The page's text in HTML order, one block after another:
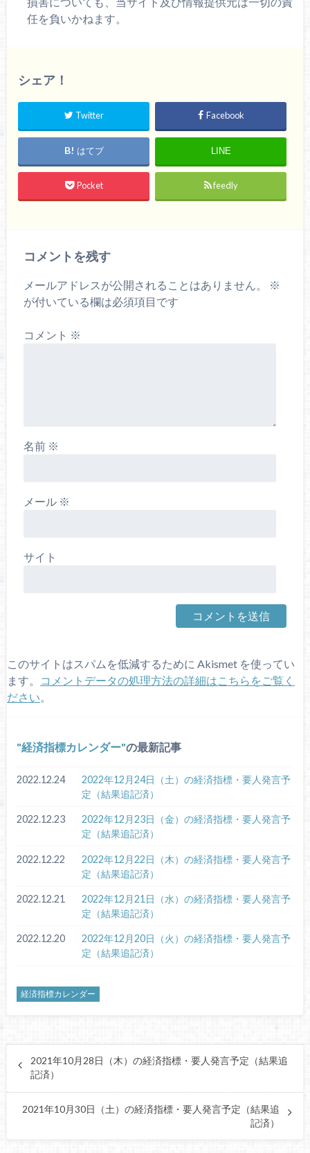
任を負いかねます。
シェア！
Twitter Facebook
はてブ LINE
Pocket feedly
コメントを残す
メールアドレスが公開されることはありません。
※
が付いている欄は必須項目です
コメント ※
名前 ※
メール ※
サイト
このサイトはスパムを低減するために Akismet を使ってい
ます。
コメントデータの処理方法の詳細はこちらをご覧く
ださい。
経済指標カレンダー の最新記事
2022.12.24
2022年12月24日（土）の経済指標・要人発言予
定（結果追記済）
2022.12.23
2022年12月23日（金）の経済指標・要人発言予
定（結果追記済）
2022.12.22
2022年12月22日（木）の経済指標・要人発言予
定（結果追記済）
2022.12.21
2022年12月21日（水）の経済指標・要人発言予
定（結果追記済）
2022.12.20
2022年12月20日（火）の経済指標・要人発言予
定（結果追記済）
経済指標カレンダー
2021年10月28日（木）の経済指標・要人発言予定（結果追
記済）
2021年10月30日（土）の経済指標・要人発言予定（結果追
記済）